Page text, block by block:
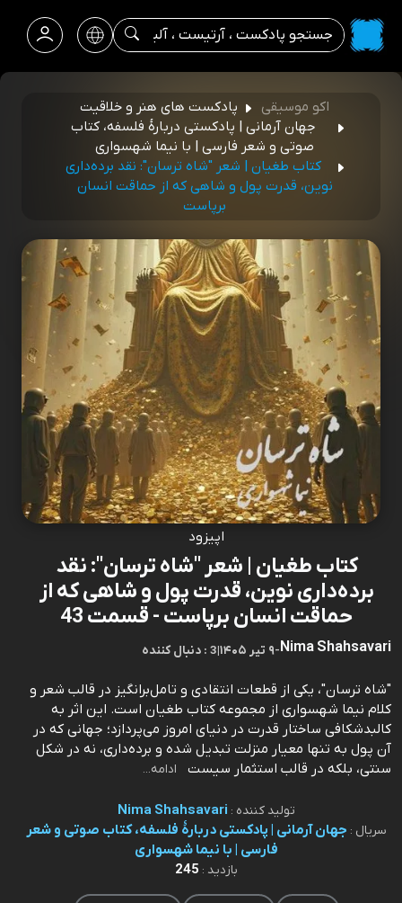
اکو موسیقی
پادکست های هنر و خلاقیت
جهان آرمانی | پادکستی دربارۀ فلسفه، کتاب
صوتی و شعر فارسی | با نیما شهسواری
کتاب طغیان | شعر "شاه ترسان": نقد برده‌داری
نوین، قدرت پول و شاهی که از حماقت انسان
برپاست
اپیزود
کتاب طغیان | شعر "شاه ترسان": نقد
برده‌داری نوین، قدرت پول و شاهی که از
حماقت انسان برپاست - قسمت 43
Nima Shahsavari
-۹ تیر ۱۴۰۵ |3 : دنبال کننده
"شاه ترسان"، یکی از قطعات انتقادی و تامل‌برانگیز در قالب شعر و
کلام نیما شهسواری از مجموعه کتاب طغیان است. این اثر به
کالبدشکافی ساختار قدرت در دنیای امروز می‌پردازد؛ جهانی که در
آن پول به تنها معیار منزلت تبدیل شده و برده‌داری، نه در شکل
سنتی، بلکه در قالب استثمار سیست
ادامه...
تولید کننده : Nima Shahsavari
سریال : جهان آرمانی | پادکستی دربارۀ فلسفه، کتاب صوتی و شعر
فارسی | با نیما شهسواری
بازدید : 245